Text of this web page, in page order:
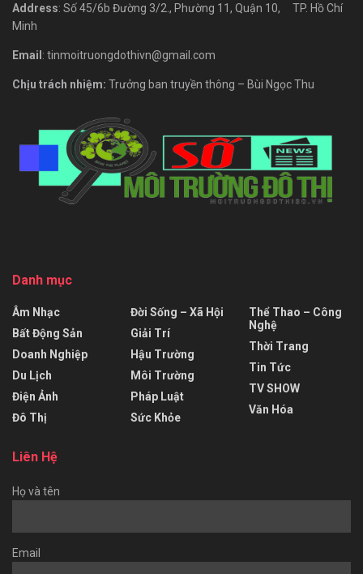
Address: Số 45/6b Đường 3/2., Phường 11, Quận 10, TP. Hồ Chí
Minh
Email : tinmoitruongdothivn@gmail.com
Chịu trách nhiệm: Trưởng ban truyền thông – Bùi Ngọc Thu
Danh mục
Âm Nhạc
Bất Động Sản
Doanh Nghiệp
Du Lịch
Điện Ảnh
Đô Thị
Đời Sống – Xã Hội
Giải Trí
Hậu Trường
Môi Trường
Pháp Luật
Sức Khỏe
Thể Thao – Công
Nghệ
Thời Trang
Tin Tức
TV SHOW
Văn Hóa
Liên Hệ
Họ và tên
Email